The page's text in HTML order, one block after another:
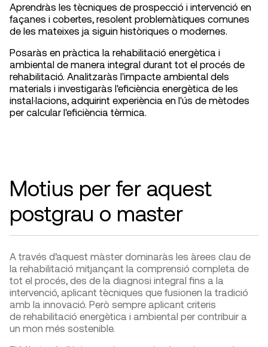
Aprendràs les tècniques de prospecció i intervenció en
façanes i cobertes, resolent problemàtiques comunes
de les mateixes ja siguin històriques o modernes.
Posaràs en pràctica la rehabilitació energètica i
ambiental de manera integral durant tot el procés de
rehabilitació. Analitzaràs l'impacte ambiental dels
materials i investigaràs l'eficiència energètica de les
instal·lacions, adquirint experiència en l'ús de mètodes
per calcular l'eficiència tèrmica.
Motius per fer aquest
postgrau
A través d’aquest màster dominaràs les àrees clau de
la rehabilitació mitjançant la comprensió completa de
tot el procés, des de la diagnosi integral fins a la
intervenció, aplicant tècniques que fusionen la tradició
amb la innovació. Però sempre aplicant criteris
de rehabilitació energètica i ambiental per contribuir a
un mon més sostenible.